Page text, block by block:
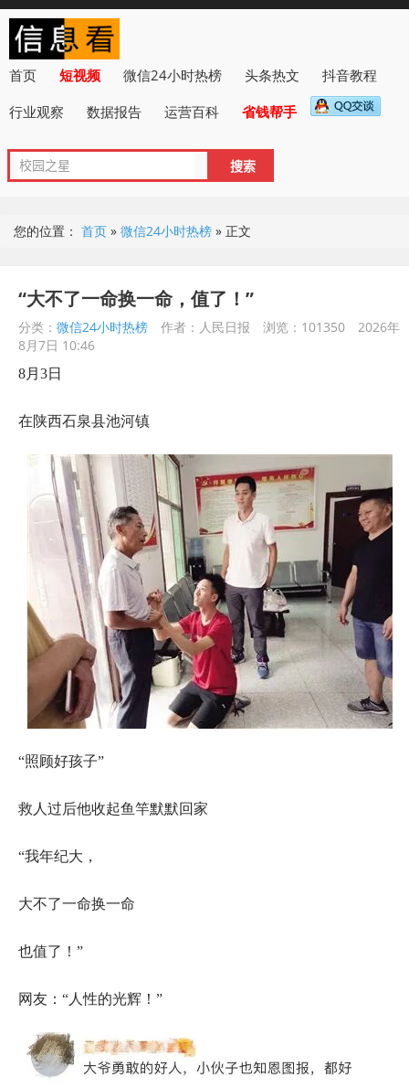
首页 短视频 微信24小时热榜 头条热文
抖音教程
行业观察
数据报告 运营百科 省钱帮手
您的位置： 首页 » 微信24小时热榜 » 正文
“大不了一命换一命，值了！”
分类： 微信24小时热榜 作者：人民日报 浏览：101350
2026年
8月7日 10:46
8月3日
在陕西石泉县池河镇
“照顾好孩子”
救人过后他收起鱼竿默默回家
“我年纪大，
大不了一命换一命
也值了！”
网友：“人性的光辉！”